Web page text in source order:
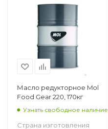
Масло редукторное Mol
Food Gear 220, 170кг
Узнать свободное наличие
Страна изготовления